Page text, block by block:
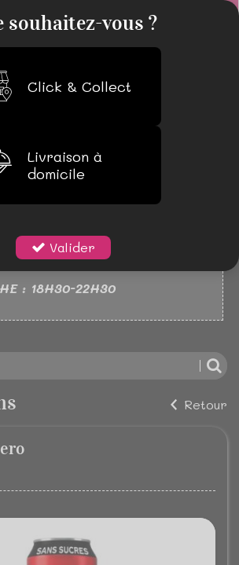
HORAIRES
SAMEDI : 11H30-14H30
: 18H30-22H30
Retour
souhaitez-vous ?
Click & Collect
Livraison à
domicile
Valider